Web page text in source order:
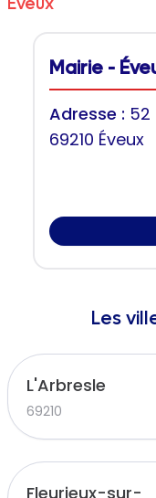
Mairie -
Adresse : 52
69210 Éveux
Les
L'Arbresle
69210
Fleurieux-sur-